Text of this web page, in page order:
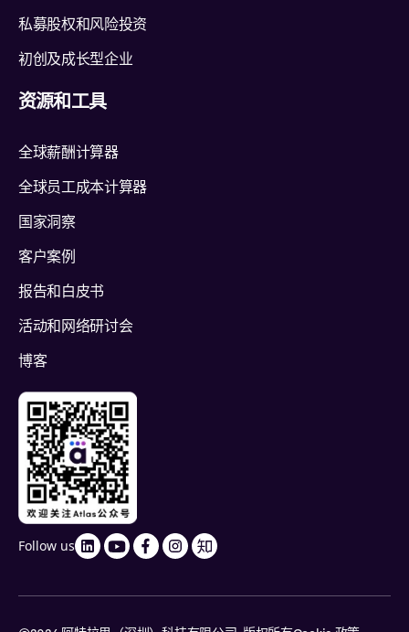
私募股权和风险投资
初创及成长型企业
资源和工具
全球薪酬计算器
全球员工成本计算器
国家洞察
客户案例
报告和白皮书
活动和网络研讨会
博客
Follow us